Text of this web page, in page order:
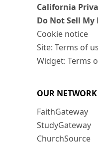
California
Do Not Sell
Cookie notice
Site: Terms of
Widget: Terms
OUR NETWORK
FaithGateway
StudyGateway
ChurchSource